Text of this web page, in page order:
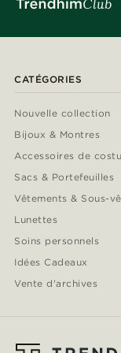
CATÉGORIES
Nouvelle collection
Bijoux & Montres
Accessoires de
Sacs & Portefeuilles
Vêtements & Sous-
Lunettes
Soins personnels
Idées Cadeaux
Vente d'archives